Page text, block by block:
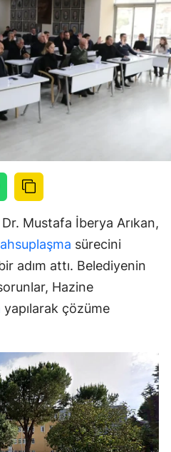
Mustafa İberya Arıkan,
sürecini
adım attı. Belediyenin
Hazine
yapılarak çözüme